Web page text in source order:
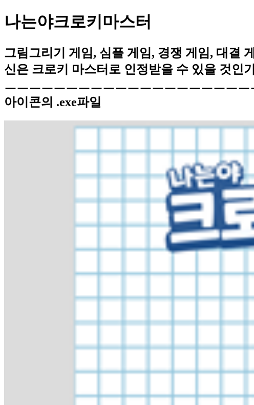
나는야크로키마스터
그림그리기 게임, 심플 게임, 경쟁 게임, 대결
신은 크로키 마스터로 인정받을 수 있을 것인
ㅡㅡㅡㅡㅡㅡㅡㅡㅡㅡㅡㅡㅡㅡㅡㅡㅡㅡㅡ
아이콘의 .exe파일